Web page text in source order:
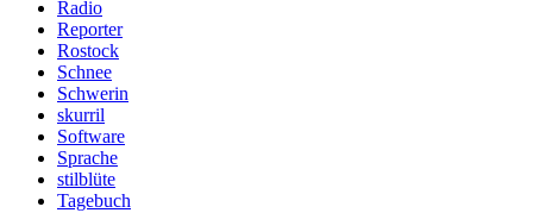
Radio
Reporter
Rostock
Schnee
Schwerin
skurril
Software
Sprache
stilblüte
Tagebuch